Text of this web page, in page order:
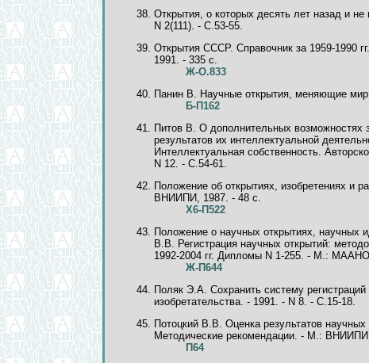
Открытия, о которых десять лет назад и
N 2(111). - C.53-55.
Открытия СССР. Справочник за 1959-1990
1991. - 335 с.
Ж-О.833
Панин В. Научные открытия, меняющие
Б-П162
Питов В. О дополнительных возможностях
результатов их интеллектуальной
Интеллектуальная собственность.
N 12. - C.54-61.
Положение об открытиях, изобретениях и
ВНИИПИ, 1987. - 48 с.
Х6-П522
Положение о научных открытиях, научных
В.В. Регистрация научных открытий:
1992-2004 гг. Дипломы N 1-255. - М.:
Ж-П644
Поляк Э.А. Сохранить систему
изобретательства. - 1991. - N 8. - C.15-18.
Потоцкий В.В. Оценка результатов
Методические рекомендации. - М.:
П64